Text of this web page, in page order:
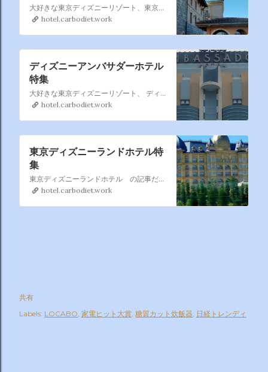
大好きな東京ディズニーリゾート、東京ディズニーシー・ホテルミラコスタ のまとめページです。 過去分も含めて徐々に追加していきます、直営ホテルの中では一番利用しているかもです。
hotel.carbodiet.work
ディズニーアンバサダーホテル
特集
大好きな東京ディズニーリゾート、 ディズニーアンバサダーホテル もたまに 利用するのでこれもまとめページを作りました。 過去利用も含めて徐々に増やしていきます。
hotel.carbodiet.work
東京ディズニーランドホテル特
集
東京ディズニーランドホテル の記事だけ集めました。 東京ディズニーランドホテル は割と利用するので暫時記事を 追加していきますね。
hotel.carbodiet.work
共有
Labels: LOCABO 家電ヒット大賞 糖質カット炊飯器 日経トレンディ